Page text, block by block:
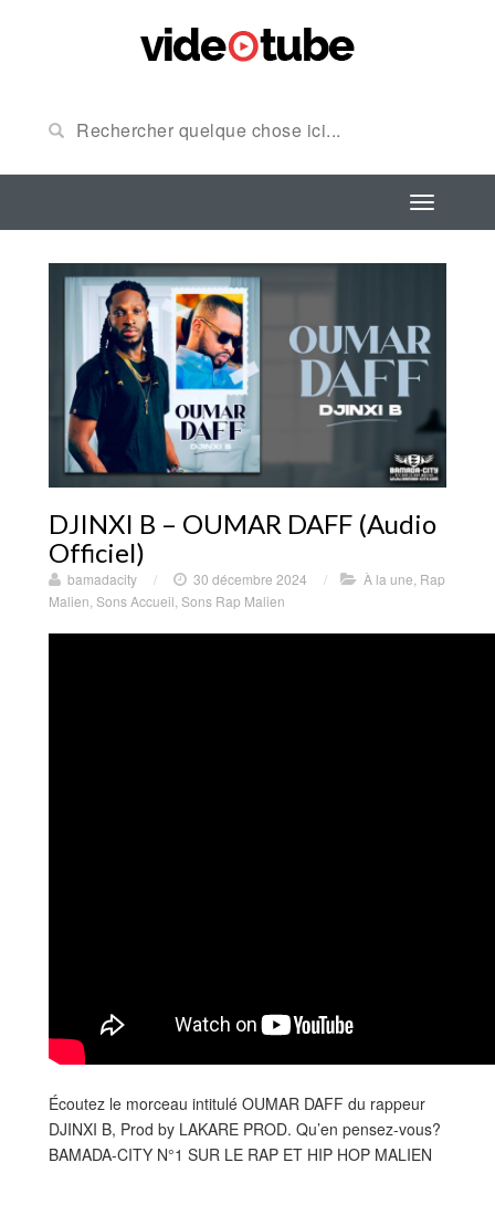
DJINXI B – OUMAR DAFF (Audio
Officiel)
bamadacity / 30 décembre 2024 / À la une Rap
Malien Sons Accueil Sons Rap Malien
Écoutez le morceau intitulé OUMAR DAFF du rappeur
DJINXI B, Prod by LAKARE PROD. Qu’en pensez-vous?
BAMADA-CITY N°1 SUR LE RAP ET HIP HOP MALIEN